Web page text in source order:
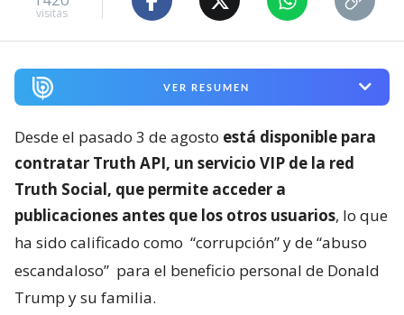
visitas
VER RESUMEN
Desde el pasado 3 de agosto está disponible para
contratar Truth API, un servicio VIP de la red
Truth Social, que permite acceder a
publicaciones antes que los otros usuarios, lo que
ha sido calificado como “corrupción” y de “abuso
escandaloso” para el beneficio personal de Donald
Trump y su familia.